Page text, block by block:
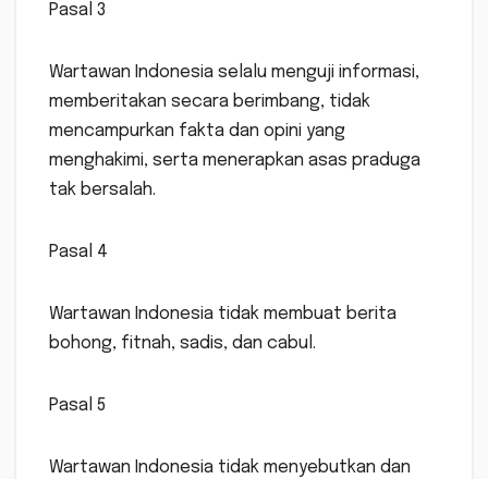
Pasal 3
Wartawan Indonesia selalu menguji informasi,
memberitakan secara berimbang, tidak
mencampurkan fakta dan opini yang
menghakimi, serta menerapkan asas praduga
tak bersalah.
Pasal 4
Wartawan Indonesia tidak membuat berita
bohong, fitnah, sadis, dan cabul.
Pasal 5
Wartawan Indonesia tidak menyebutkan dan